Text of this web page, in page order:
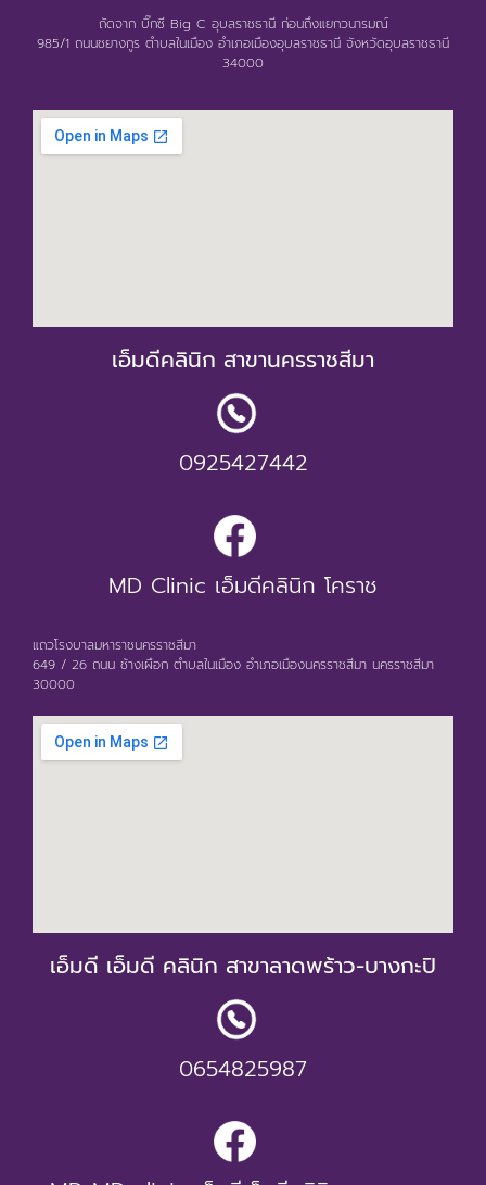
ถัดจาก บิ๊กซี Big C อุบลราชธานี ก่อนถึงแยกวนารมณ์
985/1 ถนนชยางกูร ตำบลในเมือง อำเภอเมืองอุบลราชธานี จังหวัดอุบลราชธานี
34000
เอ็มดีคลินิก สาขานครราชสีมา
0925427442
MD Clinic เอ็มดีคลินิก โคราช
แถวโรงบาลมหาราชนครราชสีมา
649 / 26 ถนน ช้างเผือก ตำบลในเมือง อำเภอเมืองนครราชสีมา นครราชสีมา
30000
เอ็มดี เอ็มดี คลินิก สาขาลาดพร้าว-บางกะปิ
0654825987